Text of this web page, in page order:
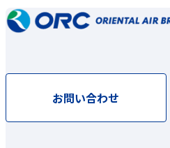
お問い合わせ